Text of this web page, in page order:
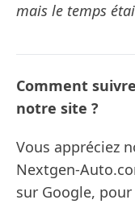
mais le temps
Comment
notre site ?
Vous appréciez
Nextgen-
sur Google,